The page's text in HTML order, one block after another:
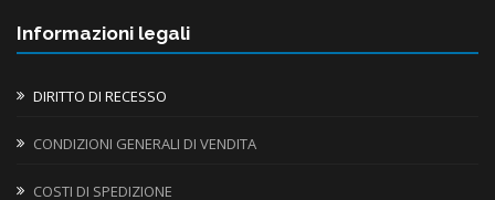
Informazioni legali
DIRITTO DI RECESSO
CONDIZIONI GENERALI DI VENDITA
COSTI DI SPEDIZIONE